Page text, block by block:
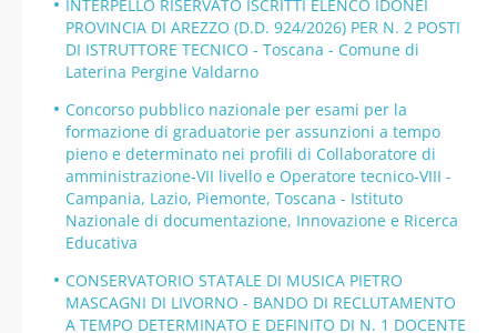
INTERPELLO RISERVATO ISCRITTI ELENCO IDONEI
PROVINCIA DI AREZZO (D.D. 924/2026) PER N. 2 POSTI
DI ISTRUTTORE TECNICO - Toscana - Comune di
Laterina Pergine Valdarno
Concorso pubblico nazionale per esami per la
formazione di graduatorie per assunzioni a tempo
pieno e determinato nei profili di Collaboratore di
amministrazione-VII livello e Operatore tecnico-VIII -
Campania, Lazio, Piemonte, Toscana - Istituto
Nazionale di documentazione, Innovazione e Ricerca
Educativa
CONSERVATORIO STATALE DI MUSICA PIETRO
MASCAGNI DI LIVORNO - BANDO DI RECLUTAMENTO
A TEMPO DETERMINATO E DEFINITO DI N. 1 DOCENTE